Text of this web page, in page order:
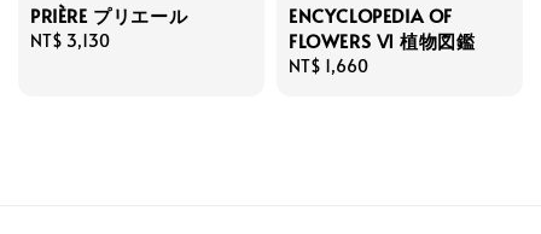
PRIÈRE プリエール
Regular
NT$ 3,130
ENCYCLOPEDIA OF
FLOWERS Ⅵ 植物図鑑
Regular
NT$ 1,660